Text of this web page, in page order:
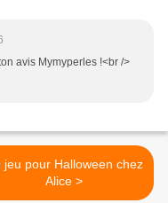
avis Mymyperles !<br />
jeu pour Halloween chez
Alice >